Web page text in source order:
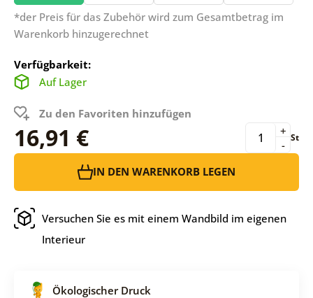
*der Preis für das Zubehör wird zum Gesamtbetrag im
Warenkorb hinzugerechnet
Verfügbarkeit:
Auf Lager
Zu den Favoriten hinzufügen
16,91 € -
+ St
IN DEN WARENKORB LEGEN
Versuchen Sie es mit einem Wandbild im eigenen
Interieur
Ökologischer Druck